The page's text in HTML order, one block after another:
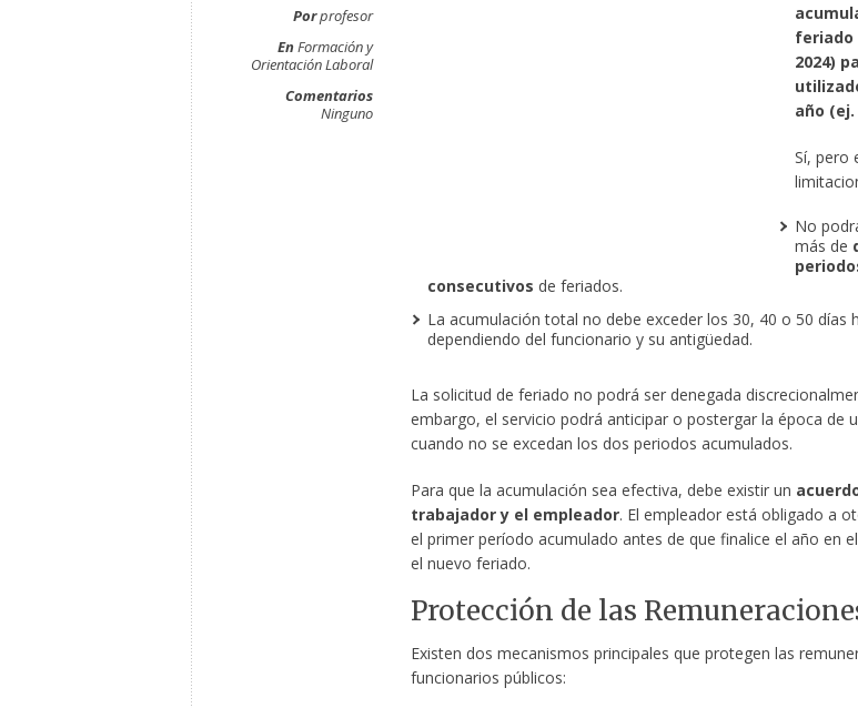
Porprofesor
EnFormación y
Orientación Laboral
Comentarios
Ninguno
feriado
2024)
año (ej.
Sí, pero
No
más de
consecutivos de feriados.
La acumulación total no debe exceder los 30, 40 o 50 días
dependiendo del funcionario y su antigüedad.
La solicitud de feriado no podrá ser denegada
embargo, el servicio podrá anticipar o postergar la época de
cuando no se excedan los dos periodos acumulados.
Para que la acumulación sea efectiva, debe existir un
trabajador y el empleador. El empleador está obligado a
el primer período acumulado antes de que finalice el año en
el nuevo feriado.
Protección de las
Existen dos mecanismos principales que protegen las
funcionarios públicos: